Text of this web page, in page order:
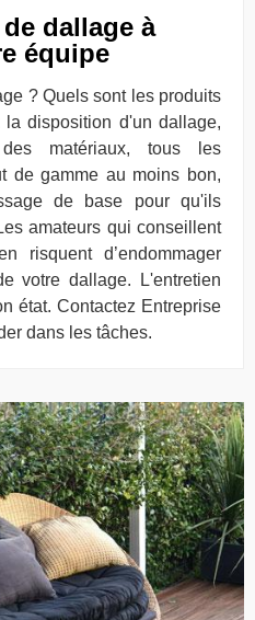
dallage à
équipe
? Quels sont les produits
disposition d'un dallage,
matériaux, tous les
de gamme au moins bon,
de base pour qu'ils
amateurs qui conseillent
risquent d’endommager
votre dallage. L'entretien
état. Contactez Entreprise
dans les tâches.